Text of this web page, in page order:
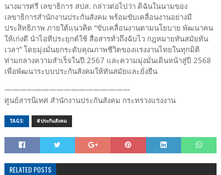
นางมารศรี เลขาธิการ สปส. กล่าวต่อไปว่า ดิฉันในนามของ
เลขาธิการสำนักงานประกันสังคม พร้อมขับเคลื่อนงานอย่างมี
ประสิทธิภาพ ภายใต้แนวคิด “ขับเคลื่อนงานตามนโยบาย พัฒนาคน
ให้เก่งดี นำไอทีประยุกต์ใช้ สื่อสารทั่วถึงฉับไว กฎหมายทันสมัยทัน
เวลา” โดยมุ่งมั่นยกระดับคุณภาพชีวิตของแรงงานไทยในทุกมิติ
ท่ามกลางความสำเร็จในปี 2567 และความมุ่งมั่นเดินหน้าสู่ปี 2568
เพื่อพัฒนาระบบประกันสังคมให้ทันสมัยและยั่งยืน
—————————————————
ศูนย์สารนิเทศ สำนักงานประกันสังคม กระทรวงแรงงาน
TAGS: #ประกันสังคม
RELATED POSTS